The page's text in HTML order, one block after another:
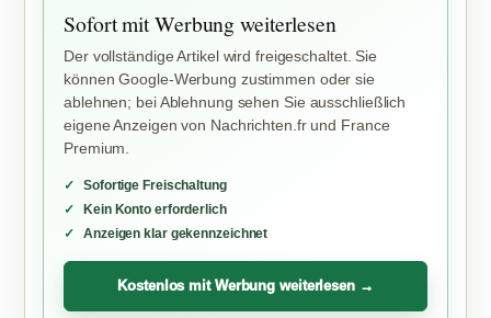
Sofort mit Werbung weiterlesen
Der vollständige Artikel wird freigeschaltet. Sie
können Google-Werbung zustimmen oder sie
ablehnen; bei Ablehnung sehen Sie ausschließlich
eigene Anzeigen von Nachrichten.fr und France
Premium.
Sofortige Freischaltung
Kein Konto erforderlich
Anzeigen klar gekennzeichnet
Kostenlos mit Werbung weiterlesen →